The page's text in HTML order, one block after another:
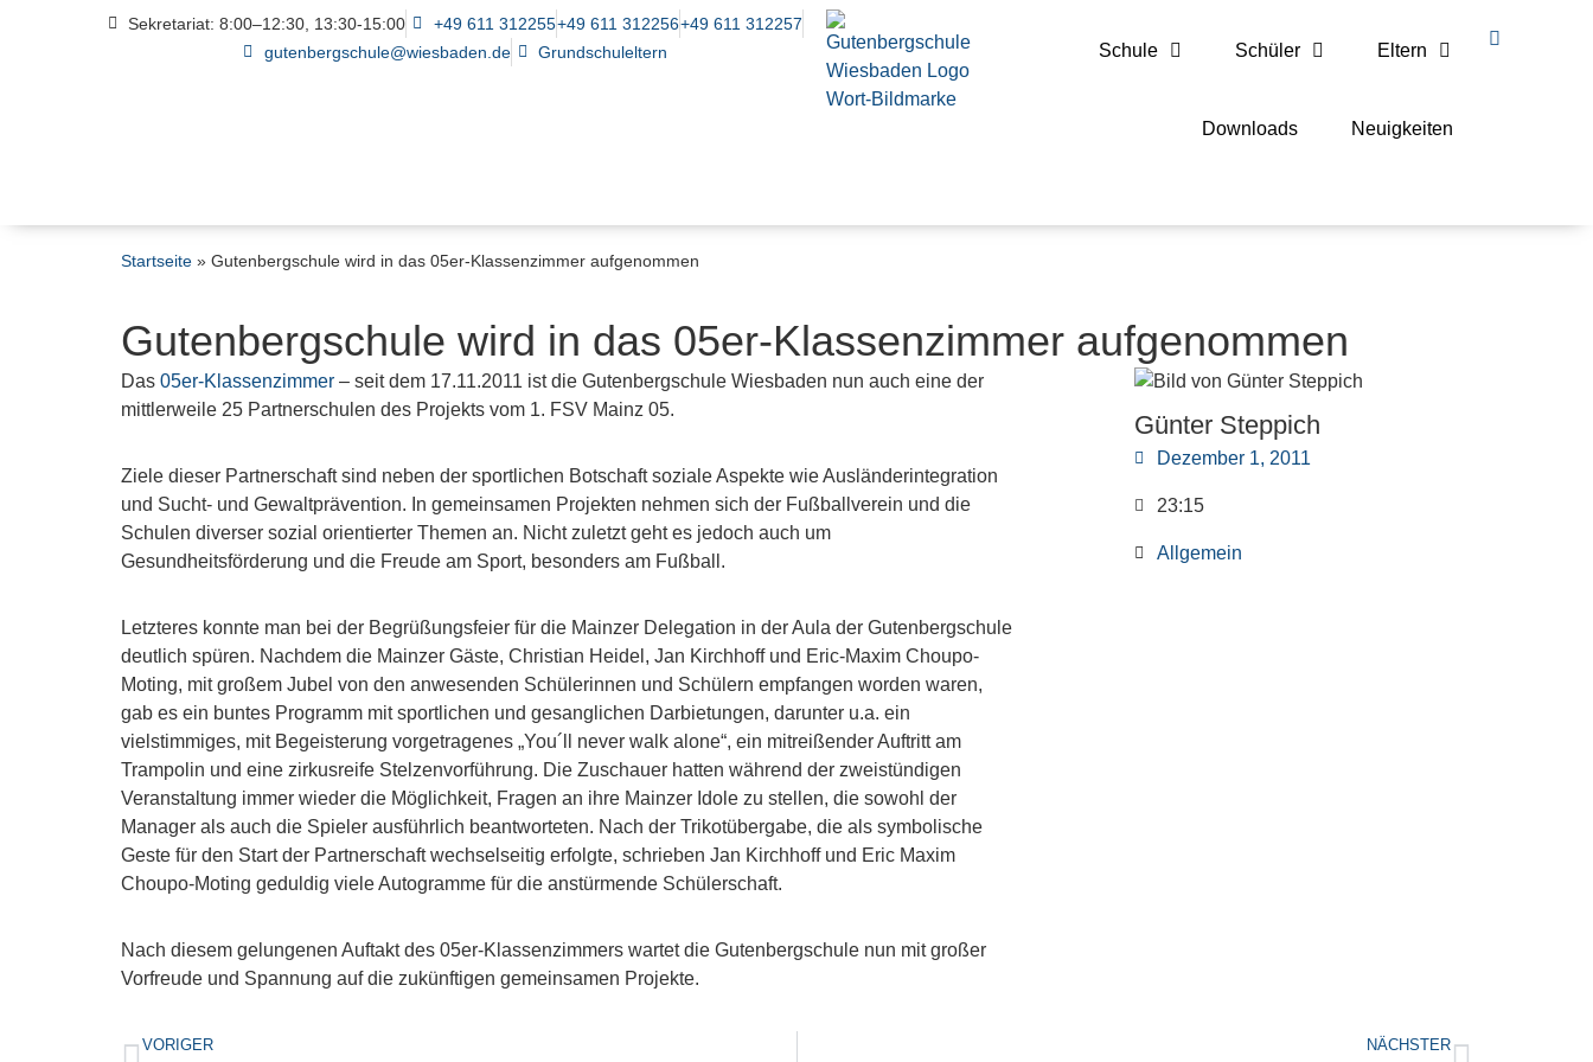
Sekretariat: 8:00–12:30, 13:30-15:00 +49 611 312255+49 611 312256+49 611 312257
gutenbergschule@wiesbaden.de
Grundschuleltern Schule Schüler Eltern
Downloads Neuigkeiten
Startseite » Gutenbergschule wird in das 05er-Klassenzimmer aufgenommen
Gutenbergschule wird in das 05er-Klassenzimmer aufgenommen
Das 05er-Klassenzimmer – seit dem 17.11.2011 ist die Gutenbergschule Wiesbaden nun auch eine der
mittlerweile 25 Partnerschulen des Projekts vom 1. FSV Mainz 05.
Ziele dieser Partnerschaft sind neben der sportlichen Botschaft soziale Aspekte wie Ausländerintegration
und Sucht- und Gewaltprävention. In gemeinsamen Projekten nehmen sich der Fußballverein und die
Schulen diverser sozial orientierter Themen an. Nicht zuletzt geht es jedoch auch um
Gesundheitsförderung und die Freude am Sport, besonders am Fußball.
Letzteres konnte man bei der Begrüßungsfeier für die Mainzer Delegation in der Aula der Gutenbergschule
deutlich spüren. Nachdem die Mainzer Gäste, Christian Heidel, Jan Kirchhoff und Eric-Maxim Choupo-
Moting, mit großem Jubel von den anwesenden Schülerinnen und Schülern empfangen worden waren,
gab es ein buntes Programm mit sportlichen und gesanglichen Darbietungen, darunter u.a. ein
vielstimmiges, mit Begeisterung vorgetragenes „You´ll never walk alone“, ein mitreißender Auftritt am
Trampolin und eine zirkusreife Stelzenvorführung. Die Zuschauer hatten während der zweistündigen
Veranstaltung immer wieder die Möglichkeit, Fragen an ihre Mainzer Idole zu stellen, die sowohl der
Manager als auch die Spieler ausführlich beantworteten. Nach der Trikotübergabe, die als symbolische
Geste für den Start der Partnerschaft wechselseitig erfolgte, schrieben Jan Kirchhoff und Eric Maxim
Choupo-Moting geduldig viele Autogramme für die anstürmende Schülerschaft.
Nach diesem gelungenen Auftakt des 05er-Klassenzimmers wartet die Gutenbergschule nun mit großer
Vorfreude und Spannung auf die zukünftigen gemeinsamen Projekte.
Günter Steppich
Dezember 1, 2011
23:15
Allgemein
VORIGER NÄCHSTER